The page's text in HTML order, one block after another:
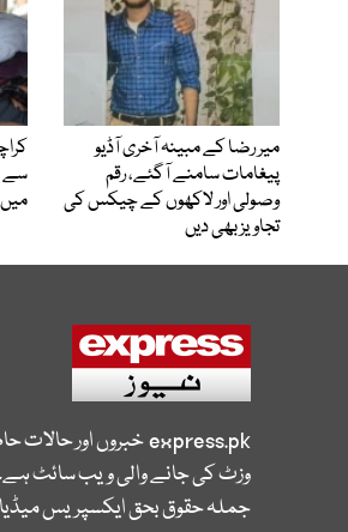
میر رضا کے مبینہ آخری آڈیو
پیغامات سامنے آگئے، رقم
وصولی اور لاکھوں کے چیکس کی
تجاویز بھی دیں
سے
میں
express.pkخبروں اور حالات
وزٹ کی جانے والی ویب سائٹ
جملہ حقوق بحق ایکسپریس